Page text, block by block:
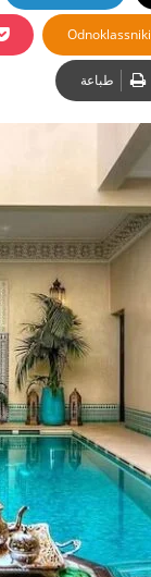
Odnoklassniki
طباعة